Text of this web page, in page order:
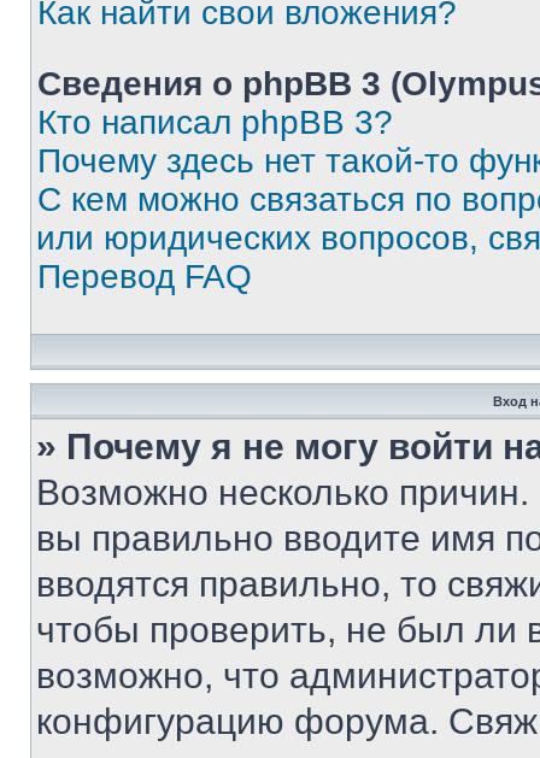
Как найти свои вложения?
Сведения о phpBB 3
Кто написал phpBB 3?
Почему здесь нет такой-то
С кем можно связаться по
или юридических вопросов,
Перевод FAQ
Вход
» Почему я не могу войти
Возможно несколько
вы правильно вводите имя
вводятся правильно, то
чтобы проверить, не был ли
возможно, что
конфигурацию форума.